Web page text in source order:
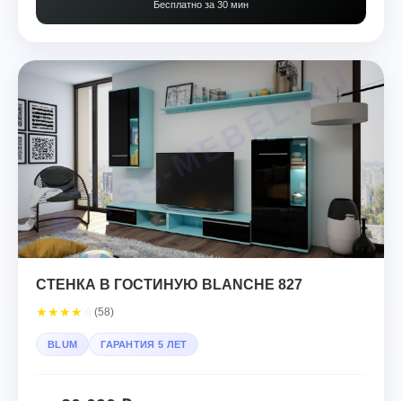
Бесплатно за 30 мин
СТЕНКА В ГОСТИНУЮ BLANCHE 827
★★★★ (58)
BLUM ГАРАНТИЯ 5 ЛЕТ